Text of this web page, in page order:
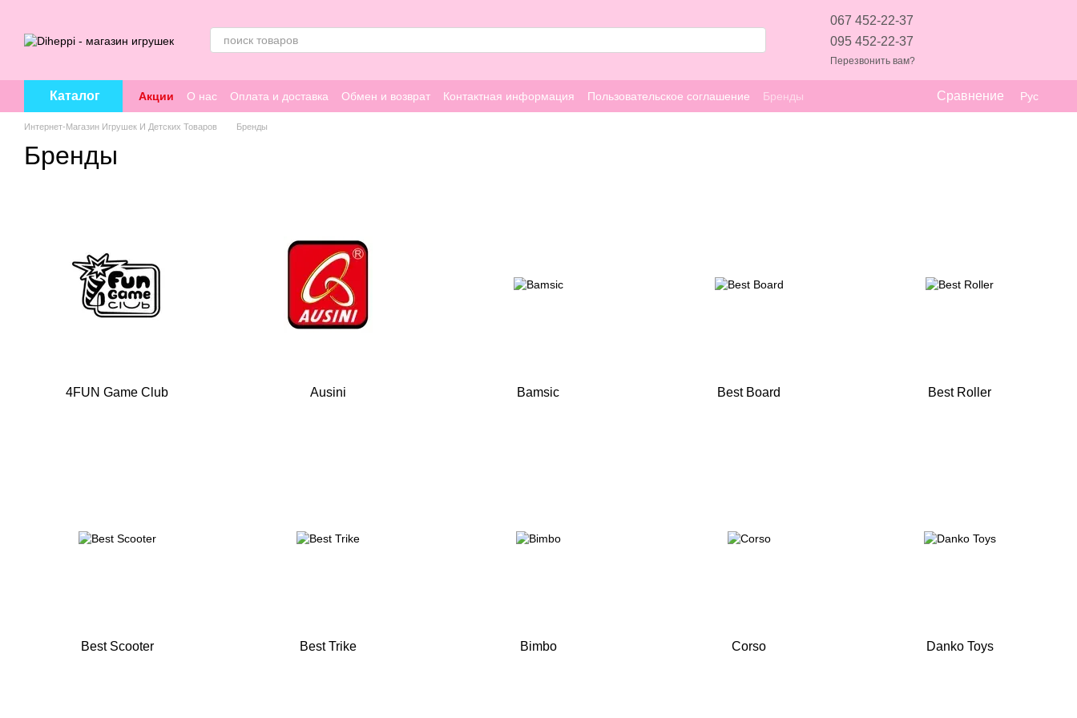
067 452-22-37
095 452-22-37
Перезвонить вам?
Каталог Акции О нас Оплата и доставка Обмен и возврат Контактная информация Пользовательское соглашение Бренды Сравнение Рус
Интернет-Магазин Игрушек И Детских Товаров Бренды
Бренды
4FUN Game Club Ausini Bamsic Best Board Best Roller
Best Scooter Best Trike Bimbo Corso Danko Toys